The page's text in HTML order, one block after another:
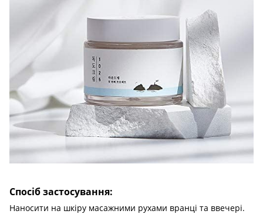
Спосіб застосування:
Наносити на шкіру масажними рухами вранці та ввечері.